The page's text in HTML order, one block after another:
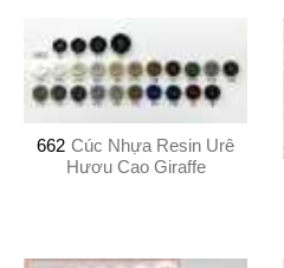
662 Cúc Nhựa Resin Urê
Hươu Cao Giraffe